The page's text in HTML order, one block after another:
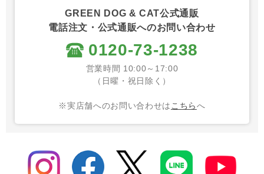
GREEN DOG & CAT公式通販
電話注文・公式通販へのお問い合わせ
0120-73-1238
営業時間 10:00～17:00
（日曜・祝日除く）
※実店舗へのお問い合わせは こちらへ